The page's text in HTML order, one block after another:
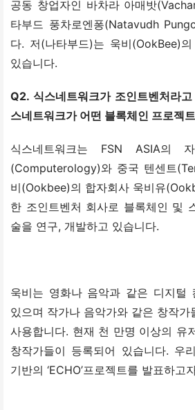
공동 창업자인 바차라 아매밧
타부드 풍차로엔퐁(Natavudh
다. 저(나타부드)는 욱비(OokBee)
있습니다.
Q2. 식스네트워크가 조인트벤처라
스네트워크가 어떤 블록체인 프로젝
식스네트워크는 FSN ASIA의
(Computerology)와 중국 텐센트
비(Ookbee)의 합자회사 욱비유
한 조인트벤처 회사로 블록체인 및
술을 연구, 개발하고 있습니다.
욱비는 영화나 음악과 같은 디지털
있으며 작가나 음악가와 같은 창작가
사용합니다. 현재 천 만명 이상의 유
창작가들이 등록되어 있습니다. 우
기반의 ‘ECHO’프로젝트를 발표하고